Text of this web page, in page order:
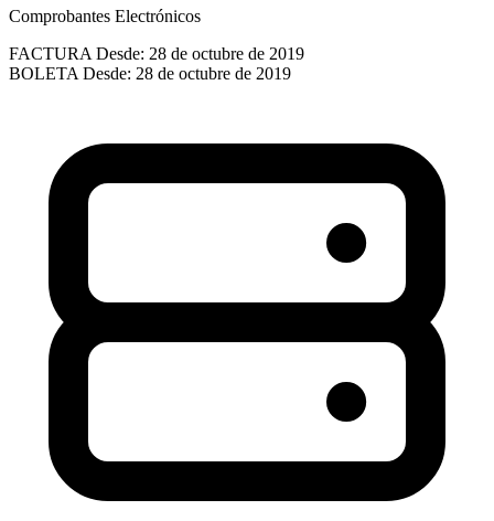
Comprobantes Electrónicos
FACTURA Desde: 28 de octubre de 2019
BOLETA Desde: 28 de octubre de 2019